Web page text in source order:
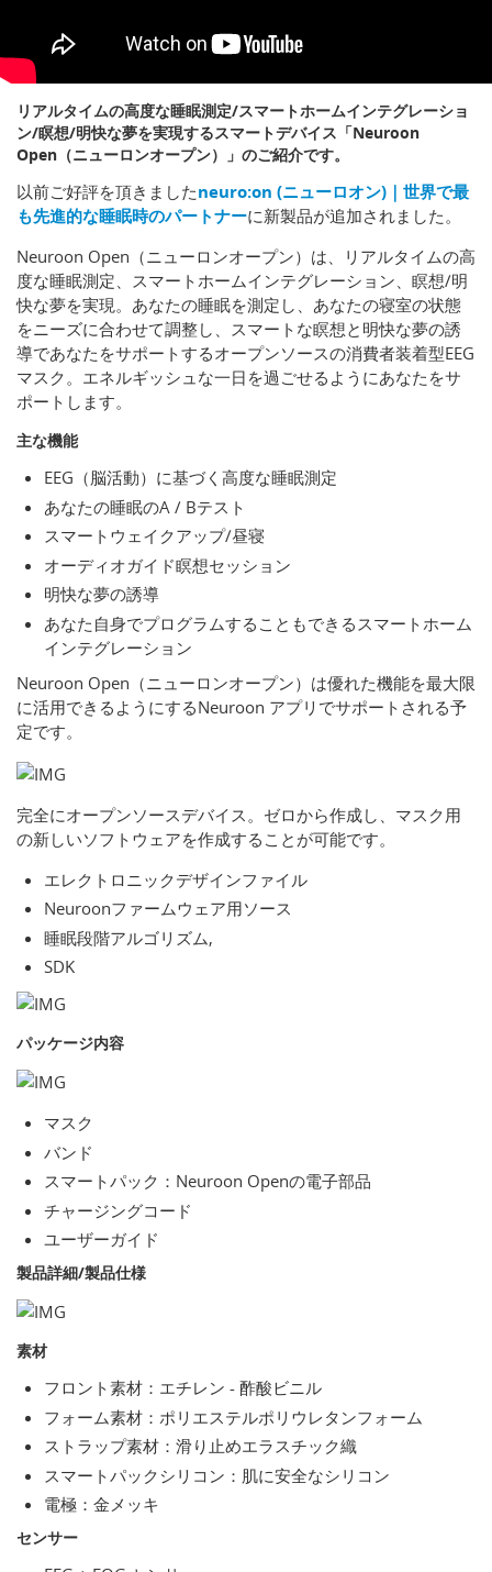
リアルタイムの高度な睡眠測定/スマートホームインテグレーショ
ン/瞑想/明快な夢を実現するスマートデバイス「Neuroon
Open（ニューロンオープン）」のご紹介です。
以前ご好評を頂きましたneuro:on (ニューロオン)｜世界で最
も先進的な睡眠時のパートナーに新製品が追加されました。
Neuroon Open（ニューロンオープン）は、リアルタイムの高
度な睡眠測定、スマートホームインテグレーション、瞑想/明
快な夢を実現。あなたの睡眠を測定し、あなたの寝室の状態
をニーズに合わせて調整し、スマートな瞑想と明快な夢の誘
導であなたをサポートするオープンソースの消費者装着型EEG
マスク。エネルギッシュな一日を過ごせるようにあなたをサ
ポートします。
主な機能
EEG（脳活動）に基づく高度な睡眠測定
あなたの睡眠のA / Bテスト
スマートウェイクアップ/昼寝
オーディオガイド瞑想セッション
明快な夢の誘導
あなた自身でプログラムすることもできるスマートホーム
インテグレーション
Neuroon Open（ニューロンオープン）は優れた機能を最大限
に活用できるようにするNeuroon アプリでサポートされる予
定です。
完全にオープンソースデバイス。ゼロから作成し、マスク用
の新しいソフトウェアを作成することが可能です。
エレクトロニックデザインファイル
Neuroonファームウェア用ソース
睡眠段階アルゴリズム,
SDK
パッケージ内容
マスク
バンド
スマートパック：Neuroon Openの電子部品
チャージングコード
ユーザーガイド
製品詳細/製品仕様
素材
フロント素材：エチレン - 酢酸ビニル
フォーム素材：ポリエステルポリウレタンフォーム
ストラップ素材：滑り止めエラスチック織
スマートパックシリコン：肌に安全なシリコン
電極：金メッキ
センサー